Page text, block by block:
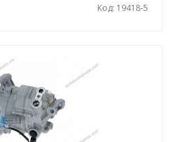
Код: 19418-5